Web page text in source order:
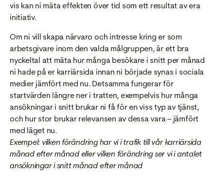
vis kan ni mäta effekten övertid som ett resultat av era
initiativ.
Om ni vill skapa närvaro och intresse kring er som
arbetsgivare inom den valda målgruppen, är ett bra
nyckeltal att mäta hur många besökare i snitt per månad
ni hade på er karriärsida innan ni började synas i sociala
medier jämfört med nu. Detsamma fungerar för
startvärden längre ner i tratten, exempelvis hur många
ansökningar i snitt brukar ni få för en viss typ av tjänst,
och hur stor brukar relevansen av dessa vara – jämfört
med läget nu.
Exempel: vilken förändring har vi i trafik till vår karriärsida
månad efter månad eller vilken förändring ser vi i antalet
ansökningar i snitt månad efter månad